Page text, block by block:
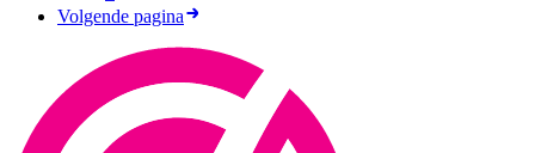
Volgende pagina